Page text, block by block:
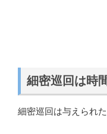
細密巡回は時
細密巡回は与えられ